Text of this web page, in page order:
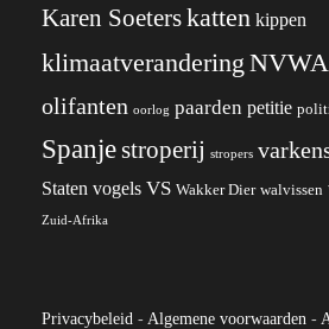
Karen Soeterskatten kippen
klimaatverandering NVWA
olifanten oorlog paarden petitie
Spanjestroperij stropers
Staten vogels VS Wakker Dier walvissen
Zuid-Afrika
Privacybeleid - Algemene voorwaarden -